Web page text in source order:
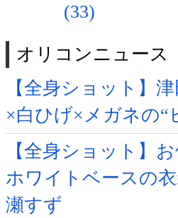
(33)
オリコンニュース
【全身ショット】
×白ひげ×メガネの“
【全身ショット】
ホワイトベースの
瀬すず